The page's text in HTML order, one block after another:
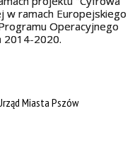
w ramach Europejskiego
Operacyjnego
2014-2020.
Miasta Pszów